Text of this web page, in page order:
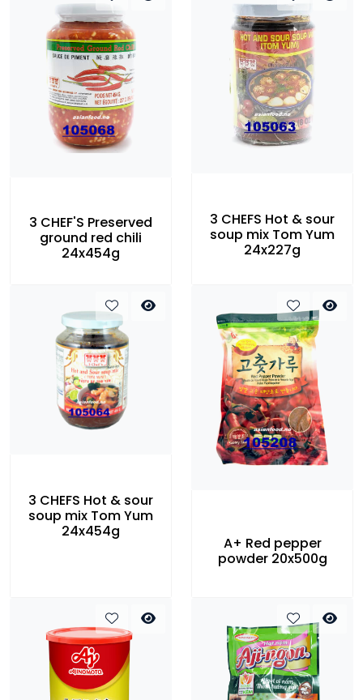
3 CHEF'S Preserved
ground red chili
24x454g
3 CHEFS Hot & sour
soup mix Tom Yum
24x227g
3 CHEFS Hot & sour
soup mix Tom Yum
24x454g
A+ Red pepper
powder 20x500g